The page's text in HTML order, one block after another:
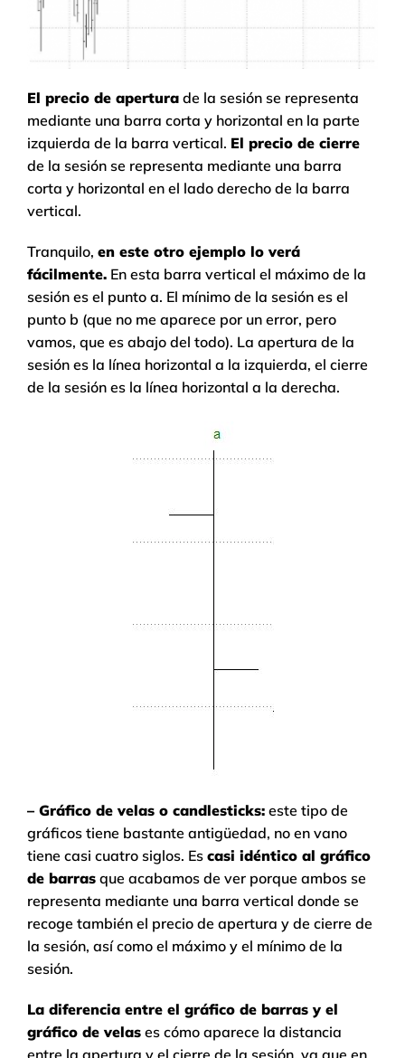
El precio de apertura de la sesión se representa
mediante una barra corta y horizontal en la parte
izquierda de la barra vertical. El precio de cierre
de la sesión se representa mediante una barra
corta y horizontal en el lado derecho de la barra
vertical.
Tranquilo, en este otro ejemplo lo verá
fácilmente. En esta barra vertical el máximo de la
sesión es el punto a. El mínimo de la sesión es el
punto b (que no me aparece por un error, pero
vamos, que es abajo del todo). La apertura de la
sesión es la línea horizontal a la izquierda, el cierre
de la sesión es la línea horizontal a la derecha.
– Gráfico de velas o candlesticks: este tipo de
gráficos tiene bastante antigüedad, no en vano
tiene casi cuatro siglos. Es casi idéntico al gráfico
de barras que acabamos de ver porque ambos se
representa mediante una barra vertical donde se
recoge también el precio de apertura y de cierre de
la sesión, así como el máximo y el mínimo de la
sesión.
La diferencia entre el gráfico de barras y el
gráfico de velas es cómo aparece la distancia
entre la apertura y el cierre de la sesión, ya que en